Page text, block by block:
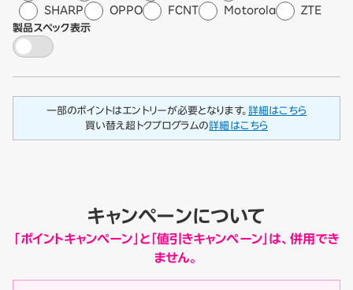
SHARP
OPPO FCNT Motorola ZTE
製品スペック表示
一部のポイントはエントリーが必要となります。 詳細はこちら
買い替え超トクプログラムの詳細はこちら
キャンペーンについて
「ポイントキャンペーン」と「値引きキャンペーン」は、併用でき
ません。